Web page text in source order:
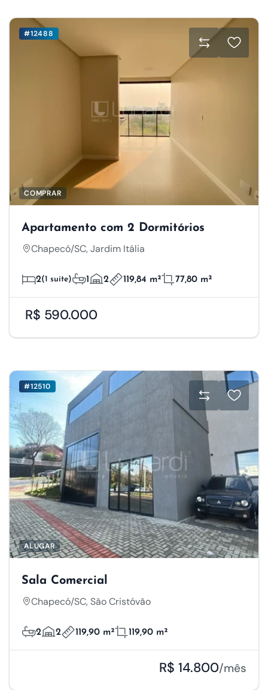
#12488
COMPRAR
Apartamento com 2 Dormitórios
Chapecó/SC, Jardim Itália
2(1 suíte) 1 2 119,84 m² 77,80 m²
R$ 590.000
#12510
ALUGAR
Sala Comercial
Chapecó/SC, São Cristóvão
2 2 119,90 m² 119,90 m²
R$ 14.800/mês